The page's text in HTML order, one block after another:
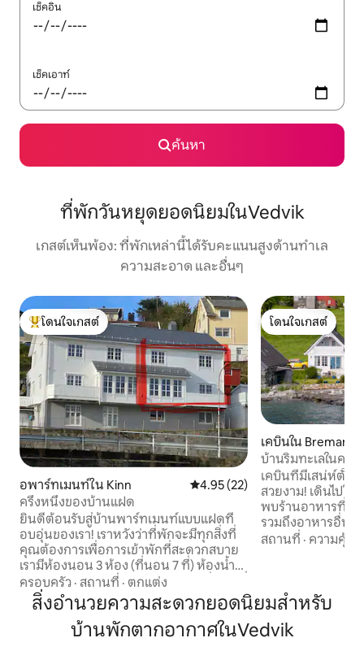
เช็คอิน
เช็คเอาท์
ค้นหา
ที่พักวันหยุดยอดนิยมในVedvik
เกสต์เห็นพ้อง: ที่พักเหล่านี้ได้รับคะแนนสูงด้านทำเล
ความสะอาด และอื่นๆ
โดนใจเกสต์ที่สุด
โดนใจเกสต์
อพาร์ทเมนท์ใน Kinn คะแนนเฉลี่ย 4.95 จาก 5, 22 รีวิว
4.95 (22)
ครึ่งหนึ่งของบ้านแฝด
ยินดีต้อนรับสู่บ้านพาร์ทเมนท์แบบแฝดที่
อบอุ่นของเรา! เราหวังว่าที่พักจะมีทุกสิ่งที่
คุณต้องการเพื่อการเข้าพักที่สะดวกสบาย
เรามีห้องนอน 3 ห้อง (ที่นอน 7 ที่) ห้องน้ำ
ขนาดเล็กแต่ใช้งานได้ดี 2 ห้อง ห้องนั่งเล่นที่
น่าอยู่ 1 ห้อง ห้องครัวที่มีอุปกรณ์ครบครัน
และห้องซักรีด เราหวังว่าคุณจะรู้สึกเหมือน
อยู่บ้าน บ้านของเราอยู่ห่างจาก Måløy 6
กม. ห่างจากประภาคาร Kråkenes 15 กม.
ครอบครัว · สถานที่ · ตกแต่ง
โดนใจเกสต์
โดนใจเกสต์
เคบินใน
บ้านริมทะเลในคาล
เคบินที่มีเสน่ห์ตั้งอ
สวยงาม! เดินไปใ
พบร้านอาหารที่มีอ
รวมถึงอาหารอื่นๆ
ของชำ ให้ยืมเรือคายัคฟรี (2 ลำแบบนั่งบน
ห้องน้ำ ห้องเก็บข
ไปยังระเบียงส่วนตั
2: ห้องนอน: เตียงขนาด 180 ซม. พร้อม
สถานที่ · ความคุ้ม
สิ่งอำนวยความสะดวกยอดนิยมสำหรับ
บ้านพักตากอากาศในVedvik